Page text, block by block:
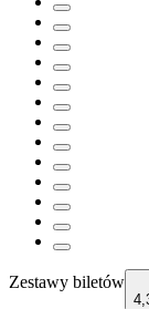
Zestawy biletów